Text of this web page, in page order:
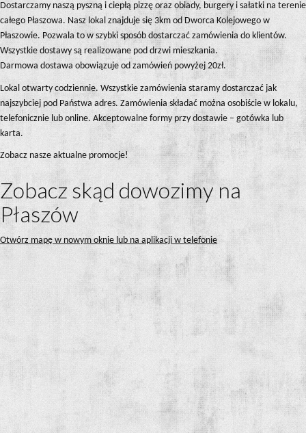
Dostarczamy naszą pyszną i ciepłą pizzę oraz obiady, burgery i sałatki na terenie
całego Płaszowa. Nasz lokal znajduje się 3km od Dworca Kolejowego w
Płaszowie. Pozwala to w szybki sposób dostarczać zamówienia do klientów.
Wszystkie dostawy są realizowane pod drzwi mieszkania.
Darmowa dostawa obowiązuje od zamówień powyżej 20zł.
Lokal otwarty codziennie. Wszystkie zamówienia staramy dostarczać jak
najszybciej pod Państwa adres. Zamówienia składać można osobiście w lokalu,
telefonicznie lub online. Akceptowalne formy przy dostawie – gotówka lub
karta.
Zobacz nasze aktualne promocje!
Zobacz skąd dowozimy na
Płaszów
Otwórz mapę w nowym oknie lub na aplikacji w telefonie